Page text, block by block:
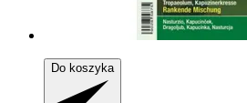
Do koszyka